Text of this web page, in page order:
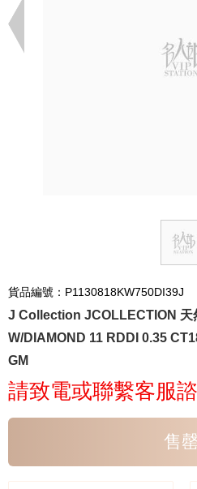
貨品編號：P1130818KW750DI39J
J Collection JCOLLECTION 天
W/DIAMOND 11 RDDI 0.35
GM
請致電或聯繫客服
售